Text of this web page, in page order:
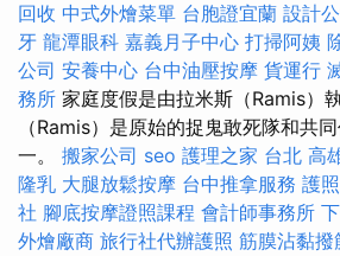
回收 中式外燴菜單 台胞證宜蘭 設計
牙 龍潭眼科 嘉義月子中心 打掃阿姨
公司 安養中心 台中油壓按摩 貨運行
務所 家庭度假是由拉米斯（Ramis）
（Ramis）是原始的捉鬼敢死隊和共
一。 搬家公司 seo 護理之家 台北 高
隆乳 大腿放鬆按摩 台中推拿服務 護
社 腳底按摩證照課程 會計師事務所
外燴廠商 旅行社代辦護照 筋膜沾黏撥